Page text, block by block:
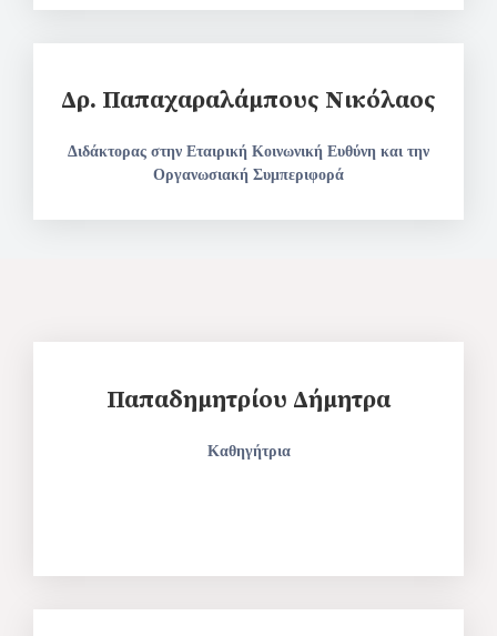
Δρ. Παπαχαραλάμπους Νικόλαος
Διδάκτορας στην Εταιρική Κοινωνική Ευθύνη και την
Οργανωσιακή Συμπεριφορά
Παπαδημητρίου Δήμητρα
Καθηγήτρια